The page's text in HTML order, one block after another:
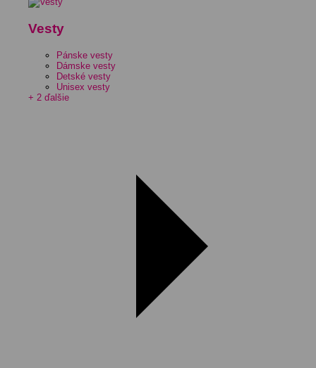
Vesty
Pánske vesty
Dámske vesty
Detské vesty
Unisex vesty
+ 2 ďalšie